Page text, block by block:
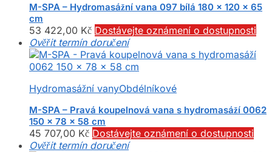
M-SPA – Hydromasážní vana 097 bílá 180 x 120 x 65
cm
53 422,00 Kč Dostávejte oznámení o dostupnosti
Ověřit termín doručení
Hydromasážní vanyObdélníkové
M-SPA – Pravá koupelnová vana s hydromasáží 0062
150 x 78 x 58 cm
45 707,00 Kč Dostávejte oznámení o dostupnosti
Ověřit termín doručení